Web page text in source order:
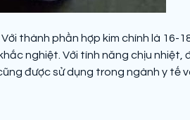
thành phần hợp kim chính là 16-
nghiệt. Với tính năng chịu nhiệt,
được sử dụng trong ngành y tế